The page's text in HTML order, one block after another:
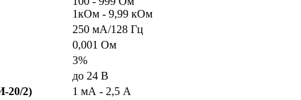
1кОм - 9,99 кОм
250 мА/128 Гц
0,001 Ом
3%
до 24 В
20/2)
1 мА - 2,5 А